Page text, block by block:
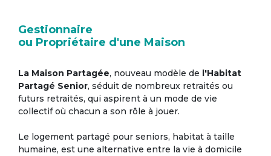
Gestionnaire
ou Propriétaire d'une Maison
La Maison Partagée, nouveau modèle de l'Habitat
Partagé Senior, séduit de nombreux retraités ou
futurs retraités, qui aspirent à un mode de vie
collectif où chacun a son rôle à jouer.
Le logement partagé pour seniors, habitat à taille
humaine, est une alternative entre la vie à domicile